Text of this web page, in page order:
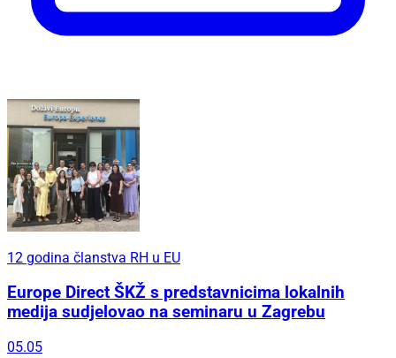
12 godina članstva RH u EU
Europe Direct ŠKŽ s predstavnicima lokalnih
medija sudjelovao na seminaru u Zagrebu
05.05